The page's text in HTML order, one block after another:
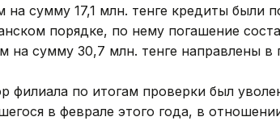
на сумму 17,1 млн. тенге кредиты были
порядке, по нему погашение
на сумму 30,7 млн. тенге направлены
филиала по итогам проверки был
в феврале этого года, в